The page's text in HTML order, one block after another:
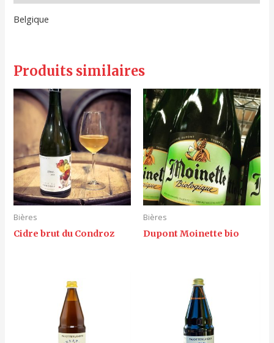
Belgique
Produits similaires
Bières
Cidre brut du Condroz
Bières
Dupont Moinette bio